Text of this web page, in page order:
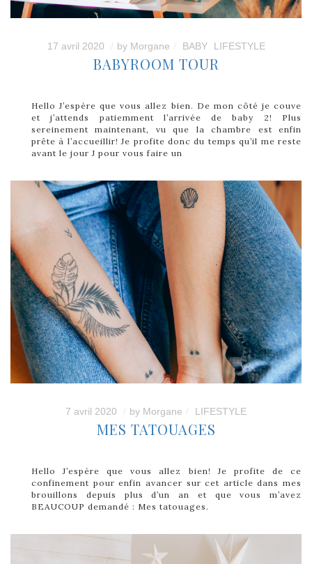
17 avril 2020 by Morgane BABY LIFESTYLE
BABYROOM TOUR
Hello J’espère que vous allez bien. De mon côté je couve
et j’attends patiemment l’arrivée de baby 2! Plus
sereinement maintenant, vu que la chambre est enfin
prête à l’accueillir! Je profite donc du temps qu’il me reste
avant le jour J pour vous faire un
7 avril 2020 by Morgane LIFESTYLE
MES TATOUAGES
Hello J’espère que vous allez bien! Je profite de ce
confinement pour enfin avancer sur cet article dans mes
brouillons depuis plus d’un an et que vous m’avez
BEAUCOUP demandé : Mes tatouages.